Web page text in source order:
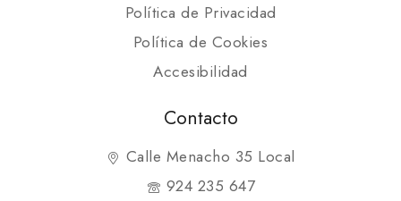
Política de Privacidad
Política de Cookies
Accesibilidad
Contacto
Calle Menacho 35 Local
924 235 647